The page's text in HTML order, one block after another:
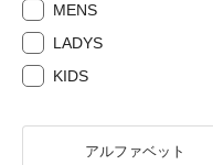
MENS
LADYS
KIDS
アルファベット